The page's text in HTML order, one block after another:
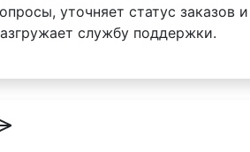
уточняет статус заказов и
службу поддержки.